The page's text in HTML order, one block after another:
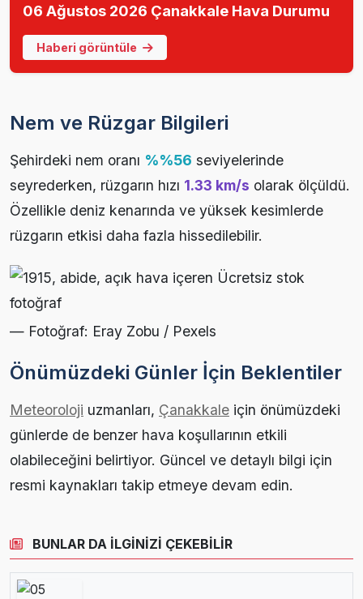
06 Ağustos 2026 Çanakkale Hava Durumu
Haberi görüntüle
Nem ve Rüzgar Bilgileri
Şehirdeki nem oranı %%56 seviyelerinde
seyrederken, rüzgarın hızı 1.33 km/s olarak ölçüldü.
Özellikle deniz kenarında ve yüksek kesimlerde
rüzgarın etkisi daha fazla hissedilebilir.
— Fotoğraf: Eray Zobu / Pexels
Önümüzdeki Günler İçin Beklentiler
Meteoroloji uzmanları, Çanakkale için önümüzdeki
günlerde de benzer hava koşullarının etkili
olabileceğini belirtiyor. Güncel ve detaylı bilgi için
resmi kaynakları takip etmeye devam edin.
BUNLAR DA İLGİNİZİ ÇEKEBİLİR